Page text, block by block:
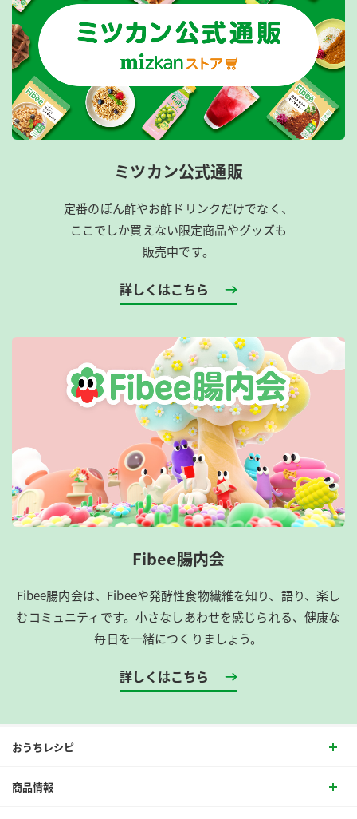
ミツカン公式通販
定番のぽん酢やお酢ドリンクだけでなく、
ここでしか買えない限定商品やグッズも
販売中です。
詳しくはこちら
Fibee腸内会
Fibee腸内会は、​Fibeeや発酵性食物繊維を知り、語り、楽し
むコミュニティです。​小さなしあわせを感じられる、健康な
毎日を一緒につくりましょう。
詳しくはこちら
おうちレシピ
商品情報